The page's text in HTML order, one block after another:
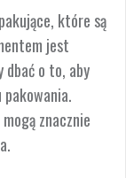
które są
jest
dbać o to, aby
znacznie